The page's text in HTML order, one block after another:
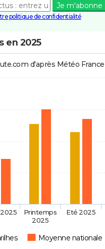
Je m'abonne
politique de confidentialité
en 2025
d'après Météo France
Moyenne nationale
Printemps
2025
Eté 2025